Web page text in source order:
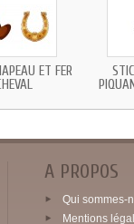
ET FER
A PROPOS
Qui sommes-
Mentions